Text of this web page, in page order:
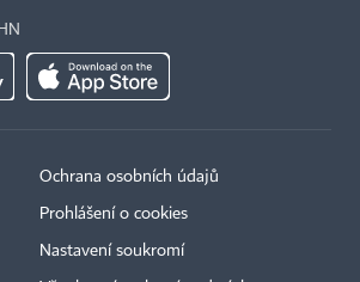
Ochrana osobních údajů
Prohlášení o cookies
Nastavení soukromí